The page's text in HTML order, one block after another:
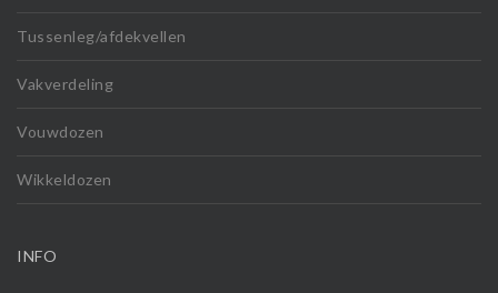
Tussenleg/afdekvellen
Vakverdeling
Vouwdozen
Wikkeldozen
INFO